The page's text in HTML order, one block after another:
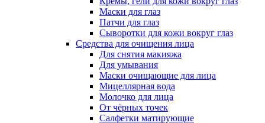
Маски для глаз
Патчи для глаз
Сыворотки для кожи вокруг глаз
Средства для очищения лица
Для снятия макияжа
Для умывания
Маски очищающие для лица
Мицеллярная вода
Молочко для лица
От чёрных точек
Салфетки матирующие